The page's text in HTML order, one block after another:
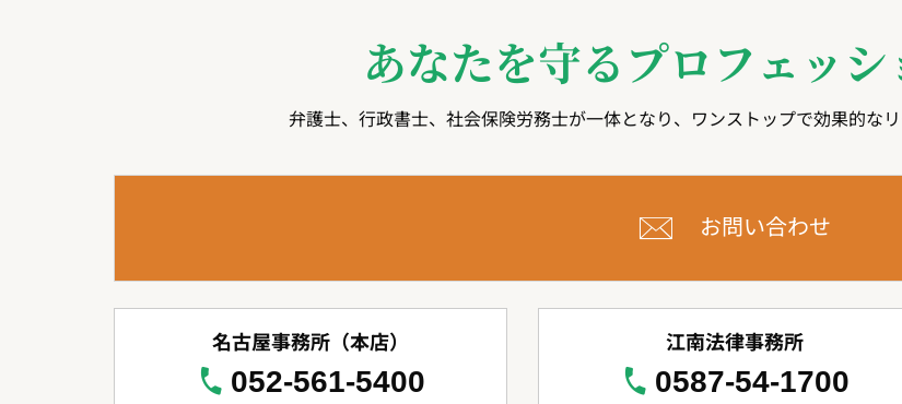
あなたを守るプロフェッ
弁護士、行政書士、社会保険労務士が一体となり、ワンストップで効果的な
お問い合わせ
名古屋事務所（本店）
052-561-5400
江南法律事務所
0587-54-1700